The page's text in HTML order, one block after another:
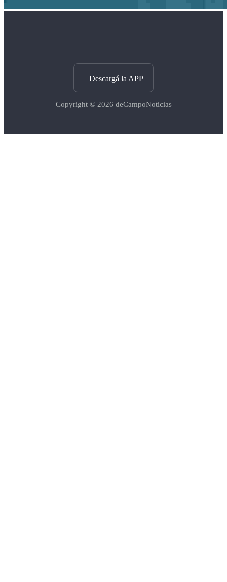
Descargá la APP
Copyright © 2026 deCampoNoticias